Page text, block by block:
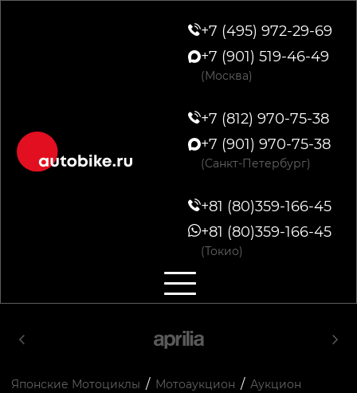
+7 (495) 972-29-69
+7 (901) 519-46-49
(Москва)
+7 (812) 970-75-38
+7 (901) 970-75-38
(Санкт-Петербург)
+81 (80)359-166-45
+81 (80)359-166-45
(Токио)
Японские Мотоциклы / Мотоаукцион / Аукцион